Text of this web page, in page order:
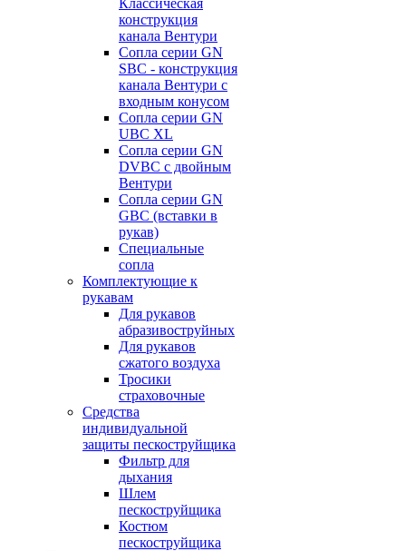
Классическая
конструкция
канала Вентури
Сопла серии GN
SBC - конструкция
канала Вентури c
входным конусом
Сопла серии GN
UBC XL
Сопла серии GN
DVBC с двойным
Вентури
Сопла серии GN
GBC (вставки в
рукав)
Специальные
сопла
Комплектующие к
рукавам
Для рукавов
абразивоструйных
Для рукавов
сжатого воздуха
Тросики
страховочные
Средства
индивидуальной
защиты пескоструйщика
Фильтр для
дыхания
Шлем
пескоструйщика
Костюм
пескоструйщика